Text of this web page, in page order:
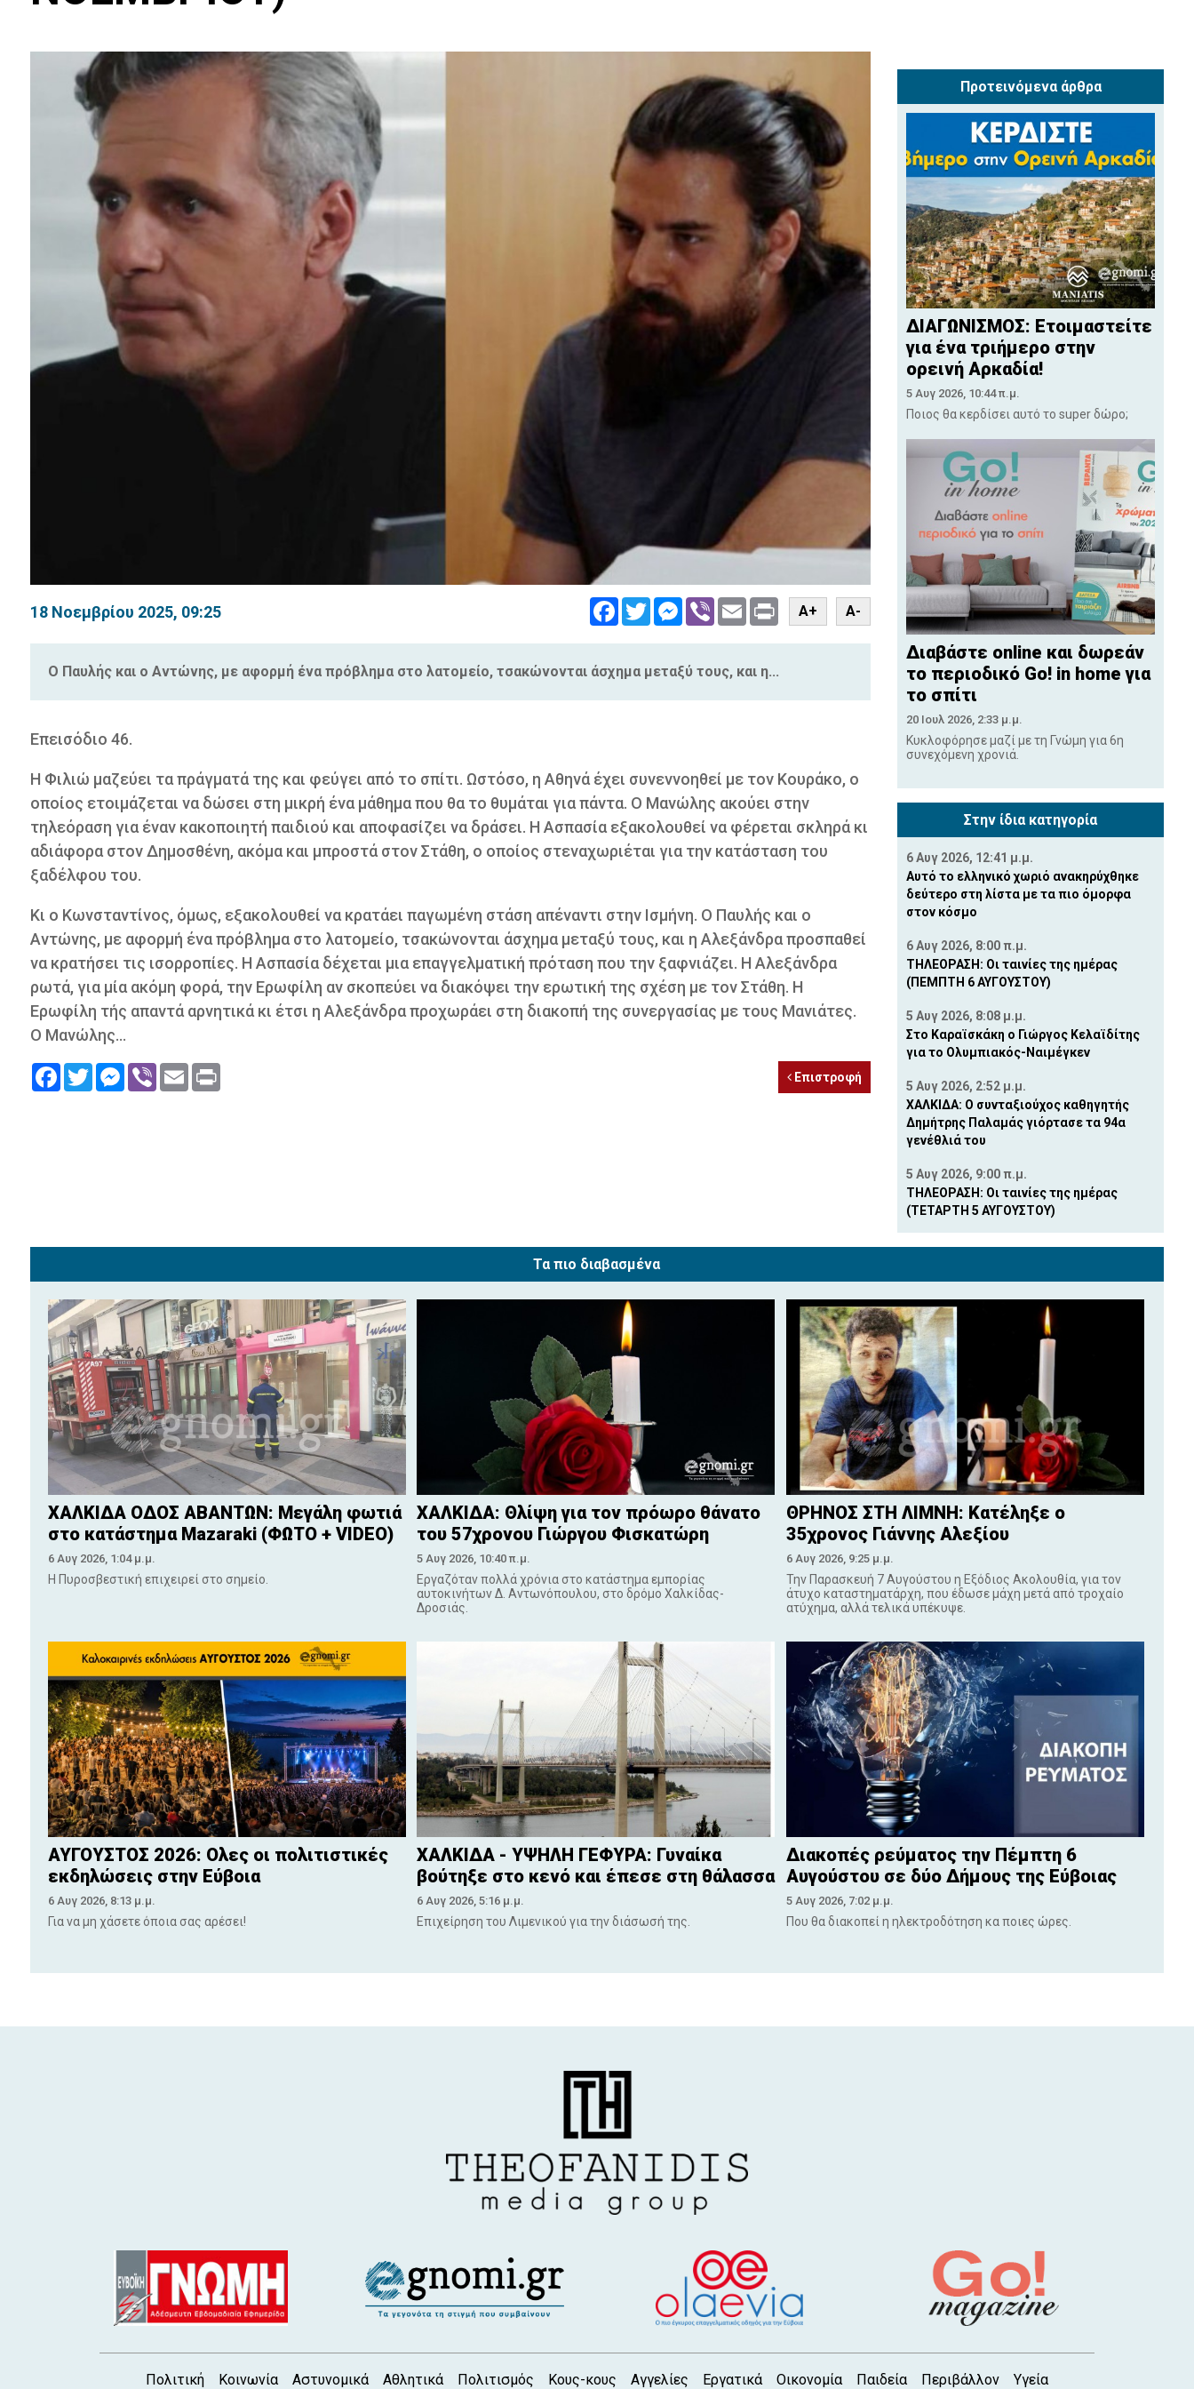
18 Νοεμβρίου 2025, 09:25 FacebookTwitterMessenger
Viber Email PrintA+ A-
Ο Παυλής και ο Αντώνης, με αφορμή ένα πρόβλημα στο λατομείο, τσακώνονται άσχημα μεταξύ τους, και η...
Επεισόδιο 46.
Η Φιλιώ μαζεύει τα πράγματά της και φεύγει από το σπίτι. Ωστόσο, η Αθηνά έχει συνεννοηθεί με τον Κουράκο, ο
οποίος ετοιμάζεται να δώσει στη μικρή ένα μάθημα που θα το θυμάται για πάντα. Ο Μανώλης ακούει στην
τηλεόραση για έναν κακοποιητή παιδιού και αποφασίζει να δράσει. Η Ασπασία εξακολουθεί να φέρεται σκληρά κι
αδιάφορα στον Δημοσθένη, ακόμα και μπροστά στον Στάθη, ο οποίος στεναχωριέται για την κατάσταση του
ξαδέλφου του.
Κι ο Κωνσταντίνος, όμως, εξακολουθεί να κρατάει παγωμένη στάση απέναντι στην Ισμήνη. Ο Παυλής και ο
Αντώνης, με αφορμή ένα πρόβλημα στο λατομείο, τσακώνονται άσχημα μεταξύ τους, και η Αλεξάνδρα προσπαθεί
να κρατήσει τις ισορροπίες. Η Ασπασία δέχεται μια επαγγελματική πρόταση που την ξαφνιάζει. Η Αλεξάνδρα
ρωτά, για μία ακόμη φορά, την Ερωφίλη αν σκοπεύει να διακόψει την ερωτική της σχέση με τον Στάθη. Η
Ερωφίλη τής απαντά αρνητικά κι έτσι η Αλεξάνδρα προχωράει στη διακοπή της συνεργασίας με τους Μανιάτες.
Ο Μανώλης...
FacebookTwitterMessenger
Viber Email Print Επιστροφή
Προτεινόμενα άρθρα
ΔΙΑΓΩΝΙΣΜΟΣ: Ετοιμαστείτε
για ένα τριήμερο στην
ορεινή Αρκαδία!
5 Αυγ 2026, 10:44 π.μ.
Ποιος θα κερδίσει αυτό το super δώρο;
Διαβάστε online και δωρεάν
το περιοδικό Go! in home για
το σπίτι
20 Ιουλ 2026, 2:33 μ.μ.
Κυκλοφόρησε μαζί με τη Γνώμη για 6η
συνεχόμενη χρονιά.
Στην ίδια κατηγορία
6 Αυγ 2026, 12:41 μ.μ.
Αυτό το ελληνικό χωριό ανακηρύχθηκε
δεύτερο στη λίστα με τα πιο όμορφα
στον κόσμο
6 Αυγ 2026, 8:00 π.μ.
ΤΗΛΕΟΡΑΣΗ: Οι ταινίες της ημέρας
(ΠΕΜΠΤΗ 6 ΑΥΓΟΥΣΤΟΥ)
5 Αυγ 2026, 8:08 μ.μ.
Στο Καραϊσκάκη ο Γιώργος Κελαϊδίτης
για το Ολυμπιακός-Ναιμέγκεν
5 Αυγ 2026, 2:52 μ.μ.
ΧΑΛΚΙΔΑ: Ο συνταξιούχος καθηγητής
Δημήτρης Παλαμάς γιόρτασε τα 94α
γενέθλιά του
5 Αυγ 2026, 9:00 π.μ.
ΤΗΛΕΟΡΑΣΗ: Οι ταινίες της ημέρας
(ΤΕΤΑΡΤΗ 5 ΑΥΓΟΥΣΤΟΥ)
Τα πιο διαβασμένα
ΧΑΛΚΙΔΑ ΟΔΟΣ ΑΒΑΝΤΩΝ: Μεγάλη φωτιά
στο κατάστημα Mazaraki (ΦΩΤΟ + VIDEO)
6 Αυγ 2026, 1:04 μ.μ.
Η Πυροσβεστική επιχειρεί στο σημείο.
ΧΑΛΚΙΔΑ: Θλίψη για τον πρόωρο θάνατο
του 57χρονου Γιώργου Φισκατώρη
5 Αυγ 2026, 10:40 π.μ.
Εργαζόταν πολλά χρόνια στο κατάστημα εμπορίας
αυτοκινήτων Δ. Αντωνόπουλου, στο δρόμο Χαλκίδας-
Δροσιάς.
ΘΡΗΝΟΣ ΣΤΗ ΛΙΜΝΗ: Κατέληξε ο
35χρονος Γιάννης Αλεξίου
6 Αυγ 2026, 9:25 μ.μ.
Την Παρασκευή 7 Αυγούστου η Εξόδιος Ακολουθία, για τον
άτυχο καταστηματάρχη, που έδωσε μάχη μετά από τροχαίο
ατύχημα, αλλά τελικά υπέκυψε.
ΑΥΓΟΥΣΤΟΣ 2026: Ολες οι πολιτιστικές
εκδηλώσεις στην Εύβοια
6 Αυγ 2026, 8:13 μ.μ.
Για να μη χάσετε όποια σας αρέσει!
ΧΑΛΚΙΔΑ - ΥΨΗΛΗ ΓΕΦΥΡΑ: Γυναίκα
βούτηξε στο κενό και έπεσε στη θάλασσα
6 Αυγ 2026, 5:16 μ.μ.
Επιχείρηση του Λιμενικού για την διάσωσή της.
Διακοπές ρεύματος την Πέμπτη 6
Αυγούστου σε δύο Δήμους της Εύβοιας
5 Αυγ 2026, 7:02 μ.μ.
Που θα διακοπεί η ηλεκτροδότηση κα ποιες ώρες.
Πολιτική Κοινωνία Αστυνομικά Αθλητικά Πολιτισμός Κους-κους Αγγελίες Εργατικά Οικονομία Παιδεία Περιβάλλον Υγεία